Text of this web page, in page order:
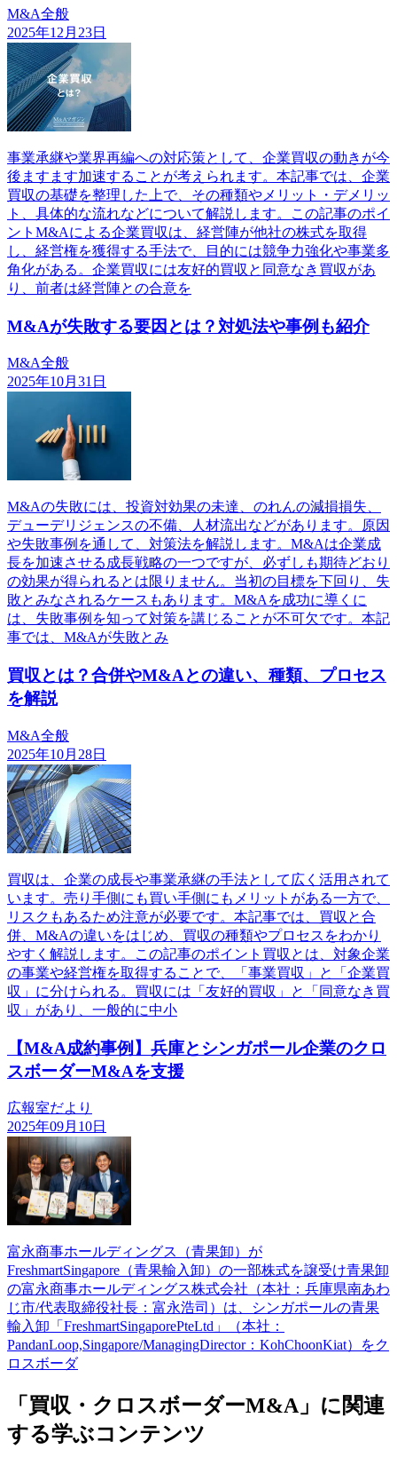
M&A全般
2025年12月23日
事業承継や業界再編への対応策として、企業買収の動きが今
後ますます加速することが考えられます。本記事では、企業
買収の基礎を整理した上で、その種類やメリット・デメリッ
ト、具体的な流れなどについて解説します。この記事のポイ
ントM&Aによる企業買収は、経営陣が他社の株式を取得
し、経営権を獲得する手法で、目的には競争力強化や事業多
角化がある。企業買収には友好的買収と同意なき買収があ
り、前者は経営陣との合意を
M&Aが失敗する要因とは？対処法や事例も紹介
M&A全般
2025年10月31日
M&Aの失敗には、投資対効果の未達、のれんの減損損失、
デューデリジェンスの不備、人材流出などがあります。原因
や失敗事例を通して、対策法を解説します。M&Aは企業成
長を加速させる成長戦略の一つですが、必ずしも期待どおり
の効果が得られるとは限りません。当初の目標を下回り、失
敗とみなされるケースもあります。M&Aを成功に導くに
は、失敗事例を知って対策を講じることが不可欠です。本記
事では、M&Aが失敗とみ
買収とは？合併やM&Aとの違い、種類、プロセス
を解説
M&A全般
2025年10月28日
買収は、企業の成長や事業承継の手法として広く活用されて
います。売り手側にも買い手側にもメリットがある一方で、
リスクもあるため注意が必要です。本記事では、買収と合
併、M&Aの違いをはじめ、買収の種類やプロセスをわかり
やすく解説します。この記事のポイント買収とは、対象企業
の事業や経営権を取得することで、「事業買収」と「企業買
収」に分けられる。買収には「友好的買収」と「同意なき買
収」があり、一般的に中小
【M&A成約事例】兵庫とシンガポール企業のクロ
スボーダーM&Aを支援
広報室だより
2025年09月10日
富永商事ホールディングス（青果卸）が
FreshmartSingapore（青果輸入卸）の一部株式を譲受け青果卸
の富永商事ホールディングス株式会社（本社：兵庫県南あわ
じ市/代表取締役社長：富永浩司）は、シンガポールの青果
輸入卸「FreshmartSingaporePteLtd」（本社：
PandanLoop,Singapore/ManagingDirector：KohChoonKiat）をク
ロスボーダ
「買収・クロスボーダーM&A」に関連
する学ぶコンテンツ